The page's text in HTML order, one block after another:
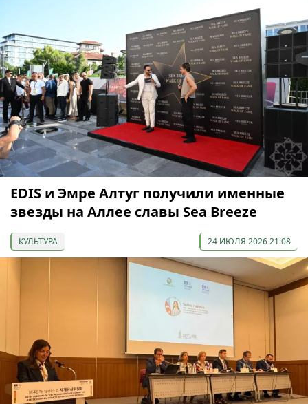
EDIS и Эмре Алтуг получили именные
звезды на Аллее славы Sea Breeze
КУЛЬТУРА 24 ИЮЛЯ 2026 21:08